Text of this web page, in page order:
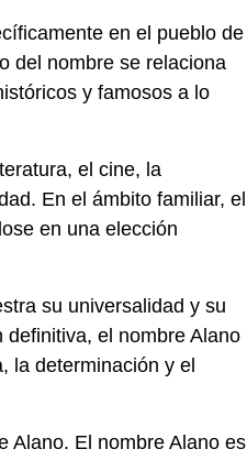
en el pueblo de
del nombre se relaciona
y famosos a lo
el cine, la
En el ámbito familiar, el
en una elección
su universalidad y su
el nombre Alano
la determinación y el
Alano. El nombre Alano es